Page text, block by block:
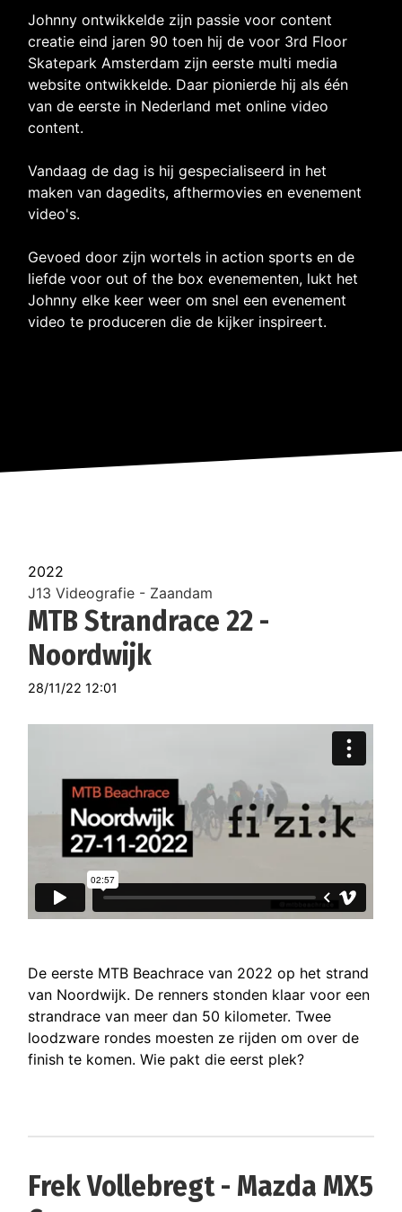
Johnny ontwikkelde zijn passie voor content
creatie eind jaren 90 toen hij de voor 3rd Floor
Skatepark Amsterdam zijn eerste multi media
website ontwikkelde. Daar pionierde hij als één
van de eerste in Nederland met online video
content.
Vandaag de dag is hij gespecialiseerd in het
maken van dagedits, afthermovies en evenement
video's.
Gevoed door zijn wortels in action sports en de
liefde voor out of the box evenementen, lukt het
Johnny elke keer weer om snel een evenement
video te produceren die de kijker inspireert.
2022
J13 Videografie - Zaandam
MTB Strandrace 22 -
Noordwijk
28/11/22 12:01
De eerste MTB Beachrace van 2022 op het strand
van Noordwijk. De renners stonden klaar voor een
strandrace van meer dan 50 kilometer. Twee
loodzware rondes moesten ze rijden om over de
finish te komen. Wie pakt die eerst plek?
Frek Vollebregt - Mazda MX5